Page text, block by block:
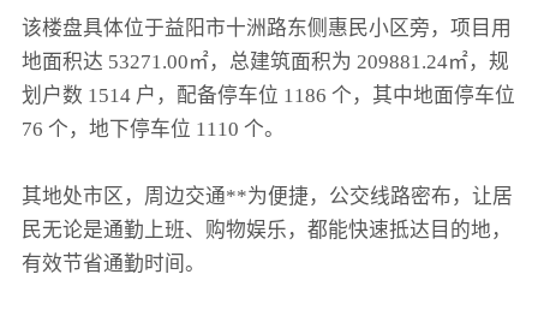
该楼盘具体位于益阳市十洲路东侧惠民小区旁，项目用
地面积达 53271.00㎡，总建筑面积为 209881.24㎡，规
划户数 1514 户，配备停车位 1186 个，其中地面停车位
76 个，地下停车位 1110 个。
其地处市区，周边交通**为便捷，公交线路密布，让居
民无论是通勤上班、购物娱乐，都能快速抵达目的地，
有效节省通勤时间。